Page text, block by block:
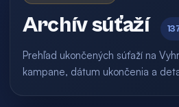
Archív súťaží
Prehľad ukončených súťaží na
kampane, dátum ukončenia a